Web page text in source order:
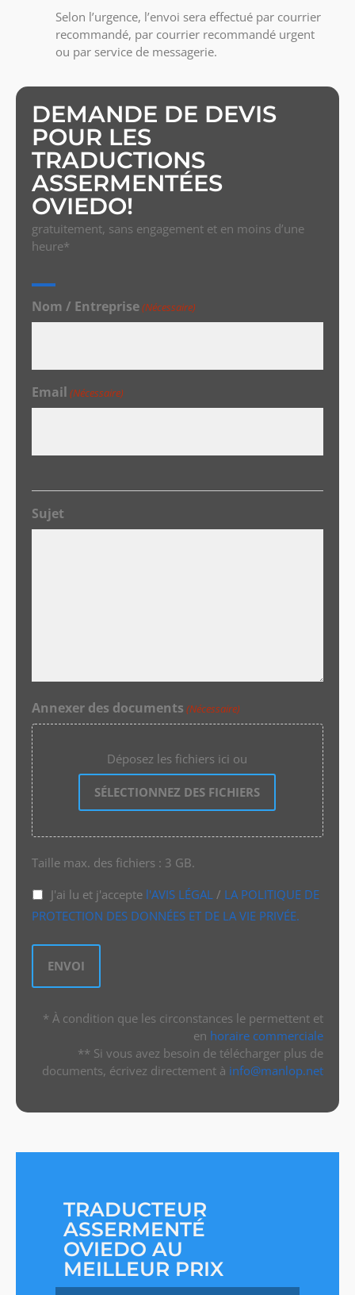
Selon l’urgence, l’envoi sera effectué par courrier
recommandé, par courrier recommandé urgent
ou par service de messagerie.
DEMANDE DE DEVIS
POUR LES
TRADUCTIONS
ASSERMENTÉES
OVIEDO!
gratuitement, sans engagement et en moins d’une
heure*
Nom / Entreprise(Nécessaire)
Email (Nécessaire)
Sujet
Annexer des documents (Nécessaire)
Déposez les fichiers ici ou
SÉLECTIONNEZ DES FICHIERS
Taille max. des fichiers : 3 GB.
J'ai lu et j'acceptel'AVIS LÉGAL / LA POLITIQUE DE
PROTECTION DES DONNÉES ET DE LA VIE PRIVÉE.
* À condition que les circonstances le permettent et
en horaire commerciale
** Si vous avez besoin de télécharger plus de
documents, écrivez directement à info@manlop.net
TRADUCTEUR
ASSERMENTÉ
OVIEDO AU
MEILLEUR PRIX